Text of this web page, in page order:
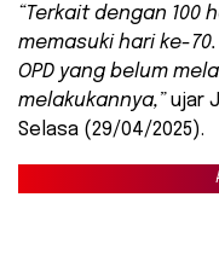
“Terkait dengan 100
memasuki hari ke-
OPD yang belum
melakukannya,”ujar
Selasa (29/04/2025).